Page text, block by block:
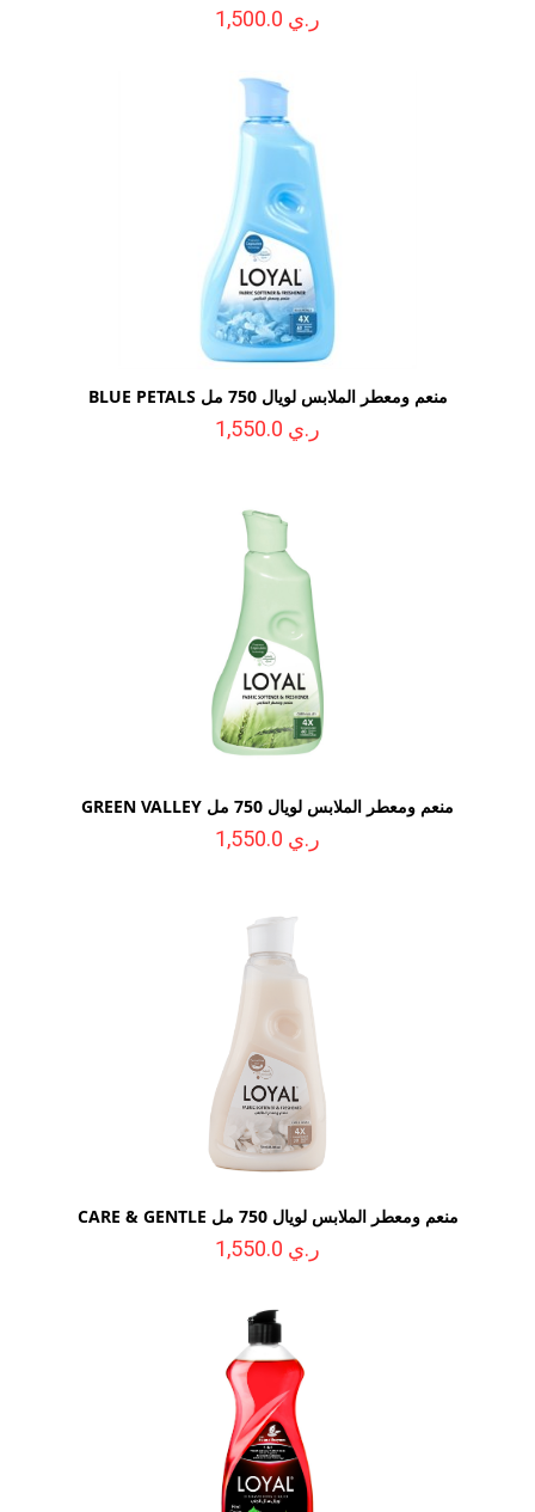
ر.ي 1,500.0
منعم ومعطر الملابس لويال 750 مل BLUE PETALS
ر.ي 1,550.0
منعم ومعطر الملابس لويال 750 مل GREEN VALLEY
ر.ي 1,550.0
منعم ومعطر الملابس لويال 750 مل CARE & GENTLE
ر.ي 1,550.0